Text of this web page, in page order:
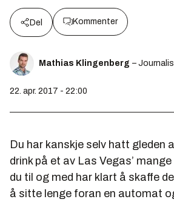
Del Kommenter
Mathias Klingenberg –
22. apr. 2017 - 22:00
Du har kanskje selv hatt gleden
drink på et av Las Vegas’
du til og med har klart å skaffe
å sitte lenge foran en automat